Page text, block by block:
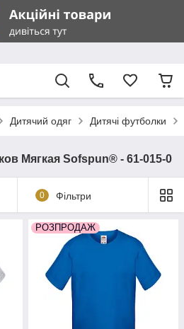
Дитячий одяг Дитячі футболки
Мягкая Sofspun® - 61-015-0
0 Фільтри
РОЗПРОДАЖ